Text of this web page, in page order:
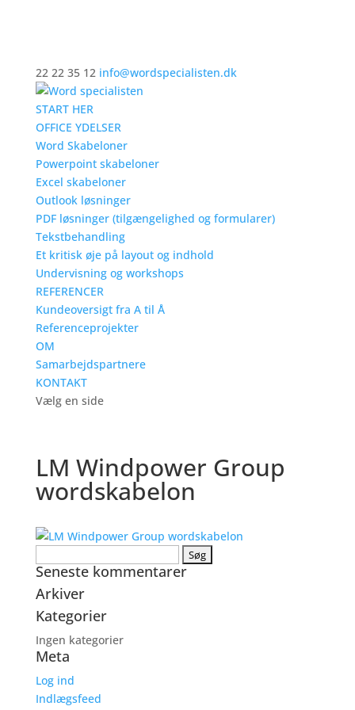
22 22 35 12 info@wordspecialisten.dk
START HER
OFFICE YDELSER
Word Skabeloner
Powerpoint skabeloner
Excel skabeloner
Outlook løsninger
PDF løsninger (tilgængelighed og formularer)
Tekstbehandling
Et kritisk øje på layout og indhold
Undervisning og workshops
REFERENCER
Kundeoversigt fra A til Å
Referenceprojekter
OM
Samarbejdspartnere
KONTAKT
Vælg en side
LM Windpower Group
wordskabelon
efter:
Seneste kommentarer
Arkiver
Kategorier
Ingen kategorier
Meta
Log ind
Indlægsfeed